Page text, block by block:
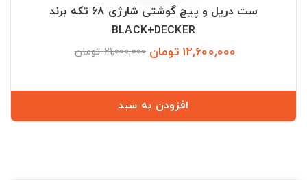
ست دریل و پیچ گوشتی شارژی 68 تکه برند
BLACK+DECKER
12,600,000 تومان 21,000,000 تومان
افزودن به سبد